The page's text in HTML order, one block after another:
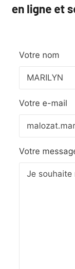
en ligne et
Votre nom
Votre e-mail
Votre